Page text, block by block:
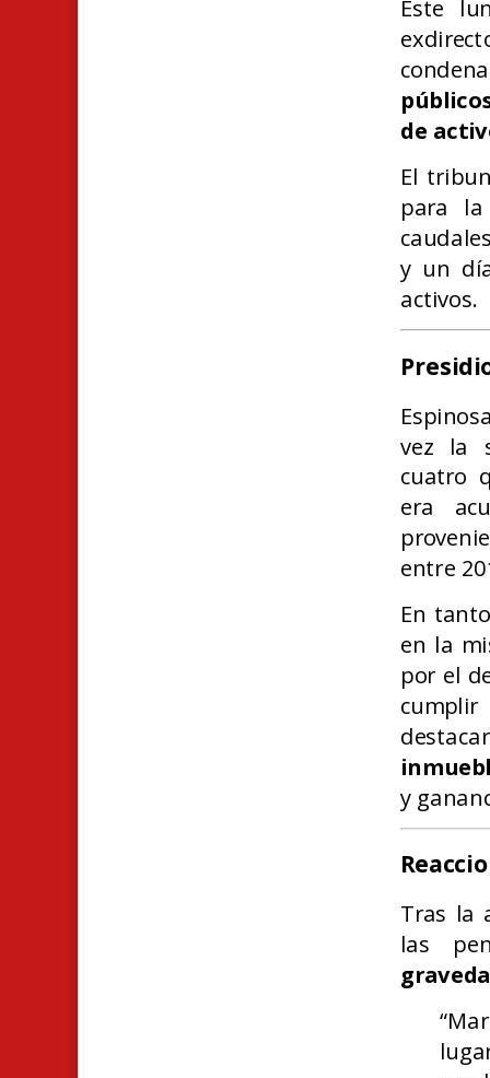
Este
de
El
para
y un
activos.
vez la
cuatro
era
entre
En
en la
por el
y
Tras la
las